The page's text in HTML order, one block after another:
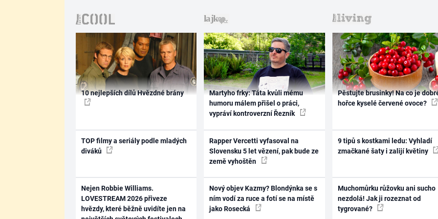
10 nejlepších dílů Hvězdné brány
TOP filmy a seriály podle mladých
diváků
Nejen Robbie Williams.
LOVESTREAM 2026 přiveze
hvězdy, které běžně uvidíte jen na
Martyho frky: Táta kvůli mému
humoru málem přišel o práci,
vypráví kontroverzní Řezník
Rapper Vercetti vyfasoval na
Slovensku 5 let vězení, pak bude ze
země vyhoštěn
Nový objev Kazmy? Blondýnka se s
ním vodí za ruce a fotí se na místě
jako Rosecká
Pěstujte brusinky! Na co je
hořce kyselé červené ovoce?
9 tipů s kostkami ledu: Vyhladí
zmačkané šaty i zalijí květiny
Muchomůrku růžovku ani sucho
nezdolá! Jak ji rozeznat od
tygrované?